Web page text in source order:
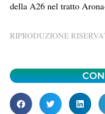
della A26 nel tratto
RIPRODUZIONE